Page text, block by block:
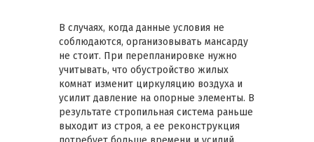
В случаях, когда данные условия не
соблюдаются, организовывать мансарду
не стоит. При перепланировке нужно
учитывать, что обустройство жилых
комнат изменит циркуляцию воздуха и
усилит давление на опорные элементы. В
результате стропильная система раньше
выходит из строя, а ее реконструкция